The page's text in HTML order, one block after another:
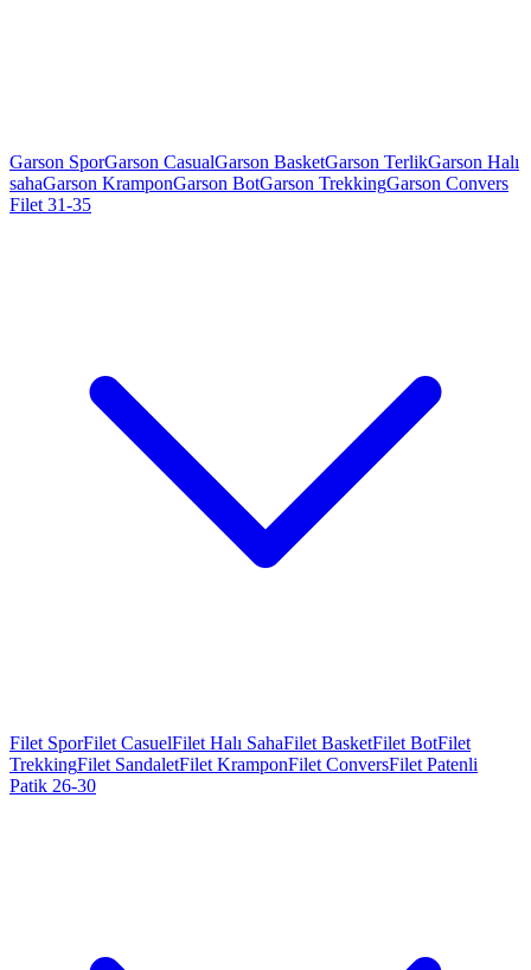
Garson SporGarson CasualGarson BasketGarson TerlikGarson Halı
sahaGarson KramponGarson BotGarson TrekkingGarson Convers
Filet 31-35
Filet SporFilet CasuelFilet Halı SahaFilet BasketFilet BotFilet
TrekkingFilet SandaletFilet KramponFilet ConversFilet Patenli
Patik 26-30